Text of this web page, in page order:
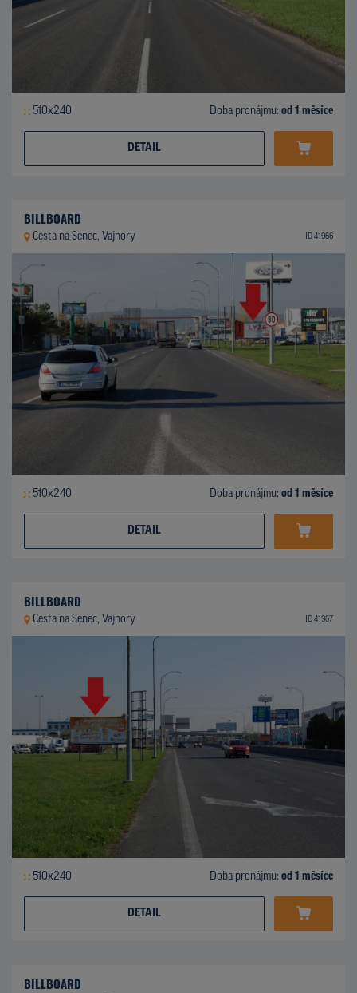
510x240 Doba pronájmu: od 1 měsíce
DETAIL
BILLBOARD
Cesta na Senec, Vajnory ID 41966
510x240 Doba pronájmu: od 1 měsíce
DETAIL
BILLBOARD
Cesta na Senec, Vajnory ID 41967
510x240 Doba pronájmu: od 1 měsíce
DETAIL
BILLBOARD